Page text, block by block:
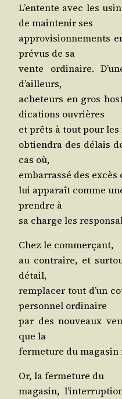
L’en­tente avec les
de main­te­nir ses
appro­vi­sion­ne­ments
pré­vus de sa
vente ordi­naire.
d’ailleurs,
ache­teurs en gros
di­ca­tions ouvrières
et prêts à tout pour
obtien­dra des délais
cas où,
embar­ras­sé des
lui appa­raît comme
prendre à
sa charge les
Chez le commerçant,
au contraire, et
détail,
rem­pla­cer tout d’un
per­son­nel ordinaire
par des nou­veaux
que la
fer­me­ture du maga­sin
Or, la fer­me­ture du
maga­sin,